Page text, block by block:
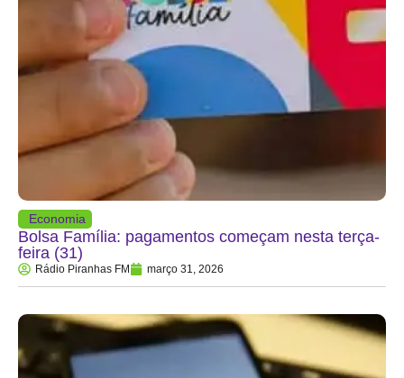
Economia
Bolsa Família: pagamentos começam nesta terça-
feira (31)
Rádio Piranhas FM março 31, 2026